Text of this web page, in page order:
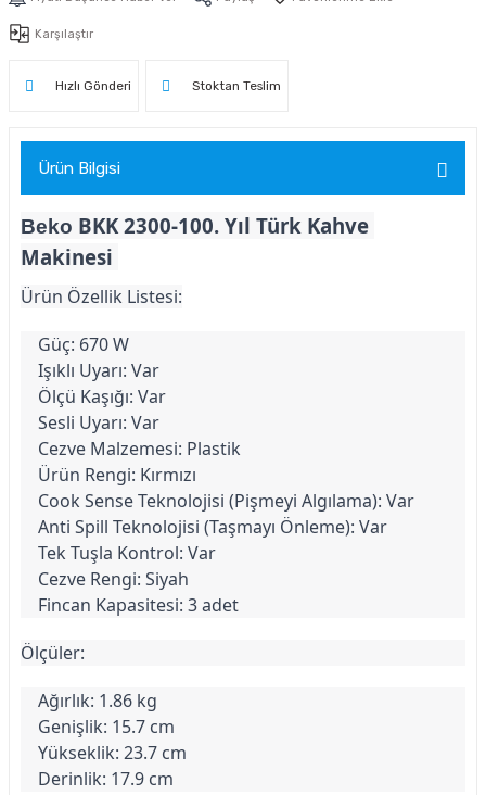
Karşılaştır
Hızlı Gönderi Stoktan Teslim
Ürün Bilgisi
Beko BKK 2300-100. Yıl Türk Kahve
Makinesi
Ürün Özellik Listesi:
Güç: 670 W
Işıklı Uyarı: Var
Ölçü Kaşığı: Var
Sesli Uyarı: Var
Cezve Malzemesi: Plastik
Ürün Rengi: Kırmızı
Cook Sense Teknolojisi (Pişmeyi Algılama): Var
Anti Spill Teknolojisi (Taşmayı Önleme): Var
Tek Tuşla Kontrol: Var
Cezve Rengi: Siyah
Fincan Kapasitesi: 3 adet
Ölçüler:
Ağırlık: 1.86 kg
Genişlik: 15.7 cm
Yükseklik: 23.7 cm
Derinlik: 17.9 cm